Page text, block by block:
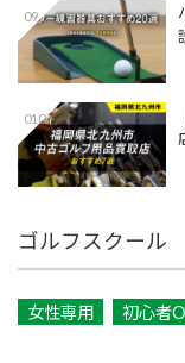
09
010
ゴルフスクール
女性専用 初心者